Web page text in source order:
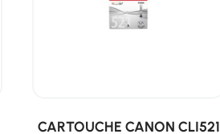
CARTOUCHE CANON CLI521